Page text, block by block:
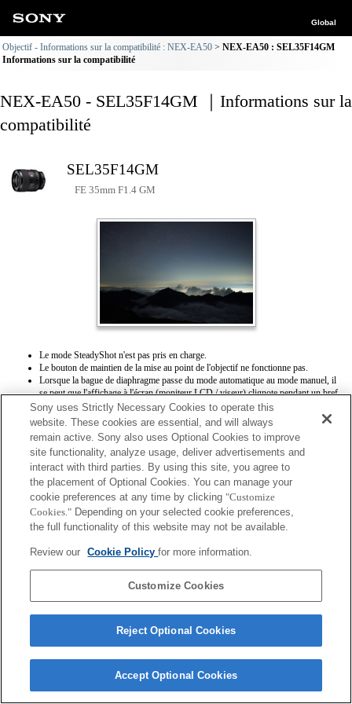
Global
Objectif - Informations sur la compatibilité : NEX-EA50
NEX-EA50 : SEL35F14GM
Informations sur la compatibilité
NEX-EA50 - SEL35F14GM ｜Informations sur la
compatibilité
SEL35F14GM
FE 35mm F1.4 GM
Le mode SteadyShot n'est pas pris en charge.
Le bouton de maintien de la mise au point de l'objectif ne fonctionne pas.
Lorsque la bague de diaphragme passe du mode automatique au mode manuel, il
se peut que l'affichage à l'écran (moniteur LCD / viseur) clignote pendant un bref
instant et que la position de mise au point soit réinitialisée.
Lorsque la bague de diaphragme est positionnée sur le mode manuel, les
informations Exif [Modèle d'objectif] et [Valeur d'ouverture maximale] ne sont
pas enregistrées correctement.
Lorsque la bague de diaphragme est définie sur le mode manuel, la valeur
d'ouverture est définie sur la valeur indiquée sur la bague, quel que soit le mode
d'exposition.
Les noms d’objectifs Exif ne seront pas correctement enregistrés.
Sony uses Strictly Necessary Cookies to operate this
website. These cookies are essential, and will always
remain active. Sony also uses Optional Cookies to improve
site functionality, analyze usage, deliver advertisements and
interact with third parties. By using this site, you agree to
the placement of Optional Cookies. You can manage your
cookie preferences at any time by clicking "Customize
Cookies." Depending on your selected cookie preferences,
the full functionality of this website may not be available.
Review our Cookie Policyfor more information.
Customize Cookies
Reject Optional Cookies
Accept Optional Cookies